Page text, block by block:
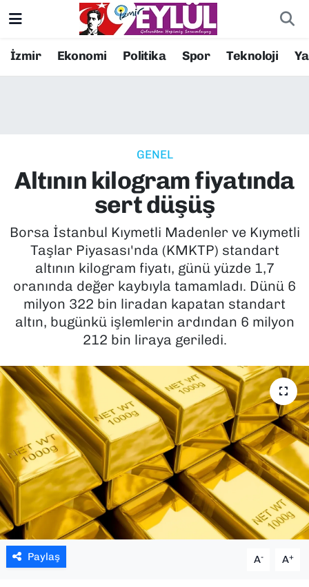
İzmir Ekonomi Politika Spor Teknoloji
GENEL
Altının kilogram fiyatında
sert düşüş
Borsa İstanbul Kıymetli Madenler ve Kıymetli
Taşlar Piyasası'nda (KMKTP) standart
altının kilogram fiyatı, günü yüzde 1,7
oranında değer kaybıyla tamamladı. Dünü 6
milyon 322 bin liradan kapatan standart
altın, bugünkü işlemlerin ardından 6 milyon
212 bin liraya geriledi.
Paylaş A- A+
Resmi İlanlar
EKONOMİ
KÜLTÜR SANAT
MAGAZİN
POLİTİKA
SAĞLIK
SPOR
TEKNOLOJİ
YAŞAM
YEREL YÖNETİMLER
Konak Nöbetçi Eczaneler
Süper Lig Puan Durumu ve Fikstür
Tüm Manşetler
Son Dakika Haberleri
Haber Arşivi